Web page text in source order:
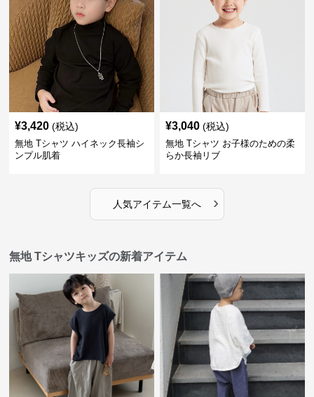
¥3,420 (税込)
無地 Tシャツ ハイネック長袖シ
ンプル肌着
¥3,040 (税込)
無地 Tシャツ お子様のための柔
らか長袖リブ
人気アイテム一覧へ ›
無地 Tシャツキッズの新着アイテム